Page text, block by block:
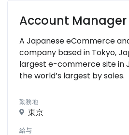
Account
A Japanese eCommerce
company based in Tokyo,
largest e-commerce site in
the world’s largest by sales.
勤務地
東京
給与